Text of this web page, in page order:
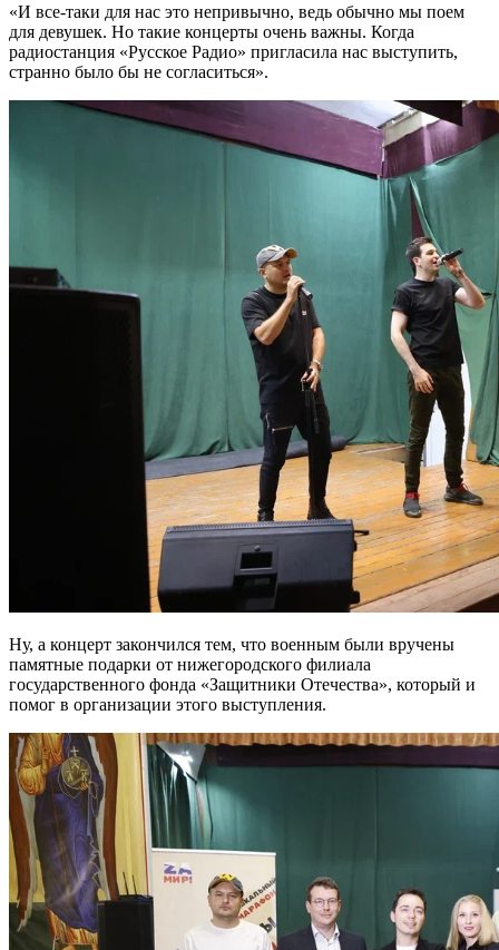
«И все-таки для нас это непривычно, ведь обычно мы поем
для девушек. Но такие концерты очень важны. Когда
радиостанция «Русское Радио» пригласила нас выступить,
странно было бы не согласиться».
Ну, а концерт закончился тем, что военным были вручены
памятные подарки от нижегородского филиала
государственного фонда «Защитники Отечества», который и
помог в организации этого выступления.